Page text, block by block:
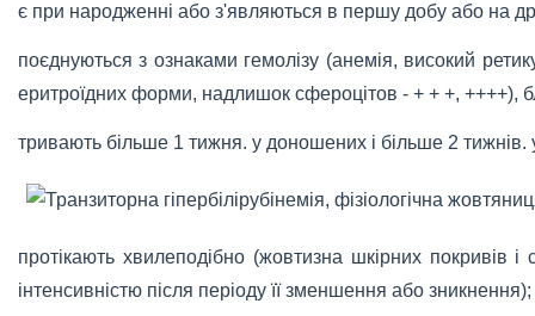
є при народженні або з'являються в першу добу або на
поєднуються з ознаками гемолізу (анемія, високий
еритроїдних форми, надлишок сфероцітов - + + +, ++++),
тривають більше 1 тижня. у доношених і більше 2 тижнів.
протікають хвилеподібно (жовтизна шкірних покривів
інтенсивністю після періоду її зменшення або зникнення);